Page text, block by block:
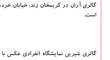
است.
گالری شیرین نمایشگاه انفرادی عکس